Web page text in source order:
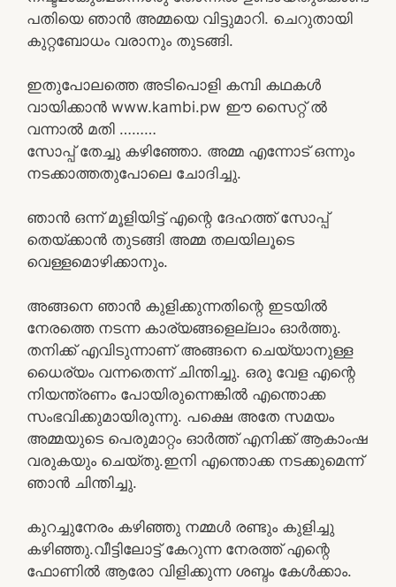
പതിയെ ഞാൻ അമ്മയെ വിട്ടുമാറി. ചെറുതായി
കുറ്റബോധം വരാനും തുടങ്ങി.
ഇതുപോലത്തെ അടിപൊളി കമ്പി കഥകൾ
വായിക്കാൻ www.kambi.pw ഈ സൈറ്റ് ൽ
വന്നാൽ മതി ………
സോപ്പ് തേച്ചു കഴിഞ്ഞോ. അമ്മ എന്നോട് ഒന്നും
നടക്കാത്തതുപോലെ ചോദിച്ചു.
ഞാൻ ഒന്ന് മൂളിയിട്ട് എന്റെ ദേഹത്ത് സോപ്പ്
തെയ്ക്കാൻ തുടങ്ങി അമ്മ തലയിലൂടെ
വെള്ളമൊഴിക്കാനും.
അങ്ങനെ ഞാൻ കുളിക്കുന്നതിന്റെ ഇടയിൽ
നേരത്തെ നടന്ന കാര്യങ്ങളെല്ലാം ഓർത്തു.
തനിക്ക് എവിടുന്നാണ് അങ്ങനെ ചെയ്യാനുള്ള
ധൈര്യം വന്നതെന്ന് ചിന്തിച്ചു. ഒരു വേള എന്റെ
നിയന്ത്രണം പോയിരുന്നെങ്കിൽ എന്തൊക്ക
സംഭവിക്കുമായിരുന്നു. പക്ഷെ അതേ സമയം
അമ്മയുടെ പെരുമാറ്റം ഓർത്ത് എനിക്ക് ആകാംഷ
വരുകയും ചെയ്തു.ഇനി എന്തൊക്ക നടക്കുമെന്ന്
ഞാൻ ചിന്തിച്ചു.
കുറച്ചുനേരം കഴിഞ്ഞു നമ്മൾ രണ്ടും കുളിച്ചു
കഴിഞ്ഞു.വീട്ടിലോട്ട് കേറുന്ന നേരത്ത് എന്റെ
ഫോണിൽ ആരോ വിളിക്കുന്ന ശബ്ദം കേൾക്കാം.